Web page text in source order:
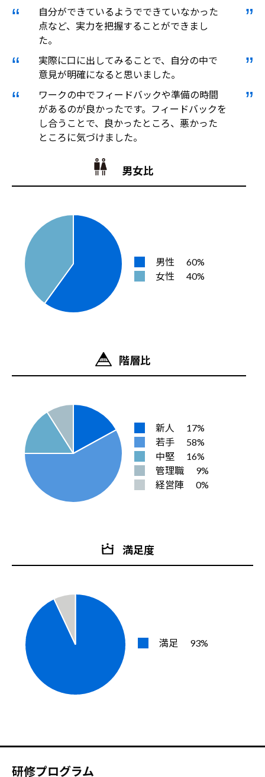
自分ができているようでできていなかった
点など、実力を把握することができまし
た。
実際に口に出してみることで、自分の中で
意見が明確になると思いました。
ワークの中でフィードバックや準備の時間
があるのが良かったです。フィードバックを
し合うことで、良かったところ、悪かった
ところに気づけました。
男女比
男性
60%
女性
40%
階層比
新人
17%
若手
58%
中堅
16%
管理職
9%
経営陣
0%
満足度
満足 93%
研修プログラム